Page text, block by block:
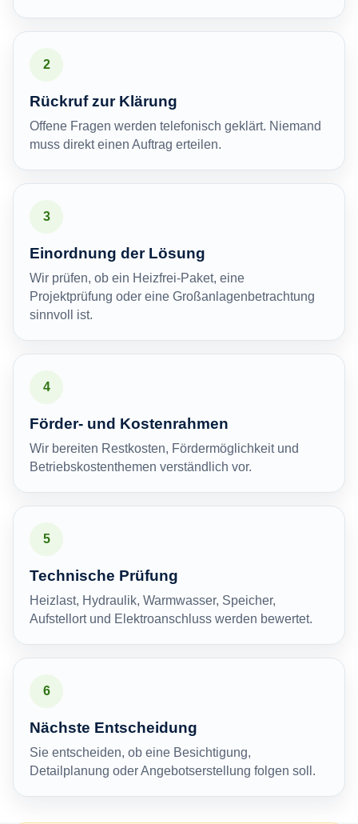
2
Rückruf zur Klärung
Offene Fragen werden telefonisch geklärt. Niemand
muss direkt einen Auftrag erteilen.
3
Einordnung der Lösung
Wir prüfen, ob ein Heizfrei-Paket, eine
Projektprüfung oder eine Großanlagenbetrachtung
sinnvoll ist.
4
Förder- und Kostenrahmen
Wir bereiten Restkosten, Fördermöglichkeit und
Betriebskostenthemen verständlich vor.
5
Technische Prüfung
Heizlast, Hydraulik, Warmwasser, Speicher,
Aufstellort und Elektroanschluss werden bewertet.
6
Nächste Entscheidung
Sie entscheiden, ob eine Besichtigung,
Detailplanung oder Angebotserstellung folgen soll.